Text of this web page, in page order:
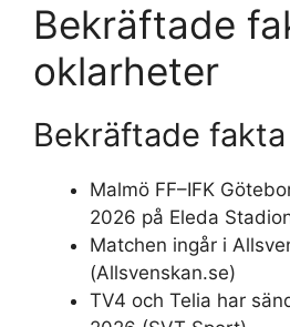
Bekräftade
oklarheter
Bekräftade fakta
Malmö FF–IFK
2026 på Eleda
Matchen ingår i
(Allsvenskan.se)
TV4 och Telia har